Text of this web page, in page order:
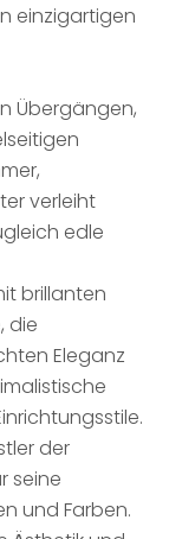
einzigartigen
Übergängen,
verleiht
edle
brillanten
die
Eleganz
der
seine
und Farben.